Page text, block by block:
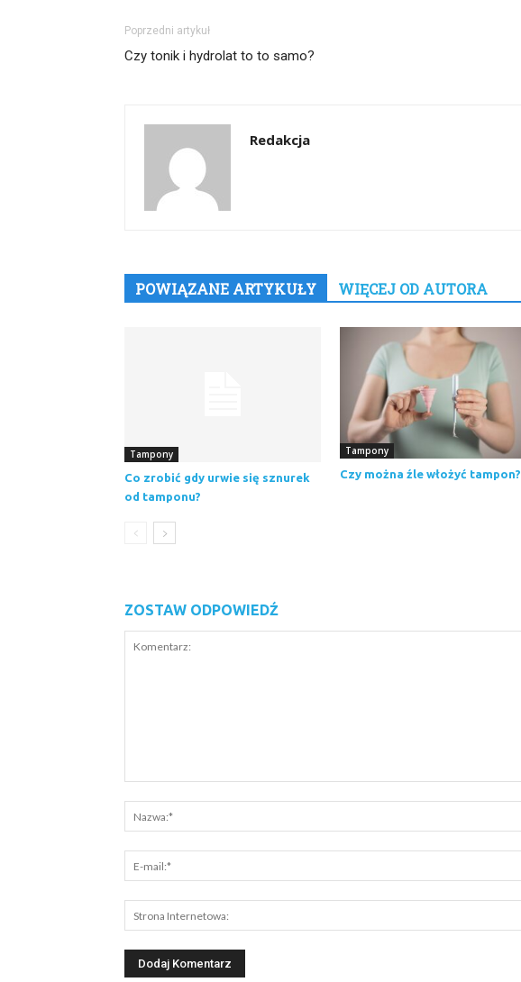
Poprzedni artykuł
Czy tonik i hydrolat to to samo?
Redakcja
POWIĄZANE ARTYKUŁY WIĘCEJ OD AUTORA
Tampony
Co zrobić gdy urwie się sznurek
od tamponu?
Tampony
Czy można źle włożyć tampon?
ZOSTAW ODPOWIEDŹ